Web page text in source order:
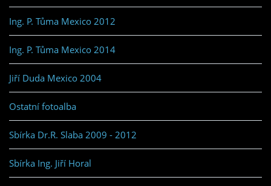
Ing. P. Tůma Mexico 2012
Ing. P. Tůma Mexico 2014
Jiří Duda Mexico 2004
Ostatní fotoalba
Sbírka Dr.R. Slaba 2009 - 2012
Sbírka Ing. Jiří Horal